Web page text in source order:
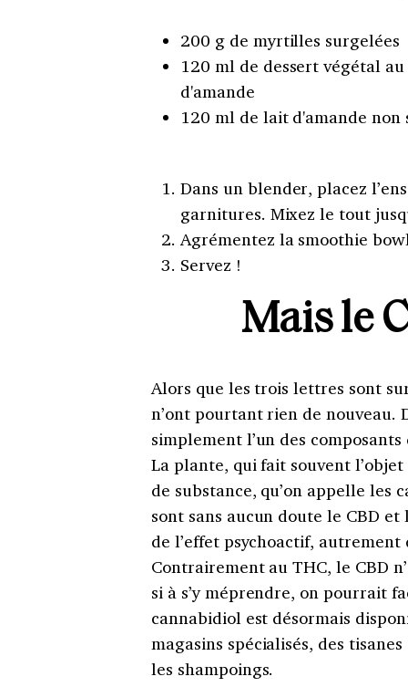
200 g de myrtilles surgelées
120 ml de dessert végétal
d'amande
120 ml de lait d'amande non
Dans un blender, placez
garnitures. Mixez le tout
Agrémentez la smoothie
Servez !
Mais le
Alors que les trois lettres sont
n’ont pourtant rien de nouveau.
simplement l’un des
La plante, qui fait souvent
de substance, qu’on appelle les
sont sans aucun doute le CBD
de l’effet psychoactif,
Contrairement au THC, le CBD
si à s’y méprendre, on pourrait
cannabidiol est désormais
magasins spécialisés, des
les shampoings.